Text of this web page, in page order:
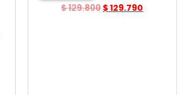
$129.800$129.790